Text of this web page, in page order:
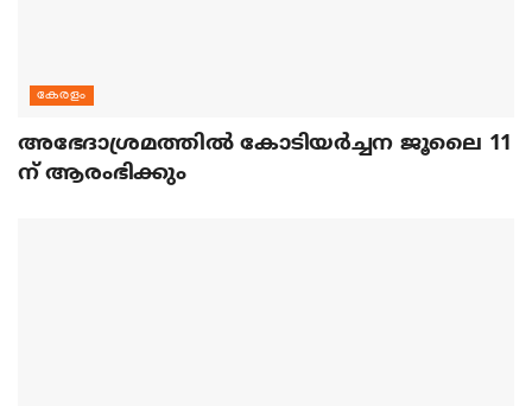
കേരളം
അഭേദാശ്രമത്തില്‍ കോടിയര്‍ച്ചന ജൂലൈ 11
ന് ആരംഭിക്കും